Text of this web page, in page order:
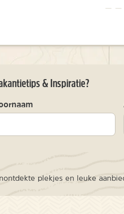
& Inspiratie?
plekjes en leuke